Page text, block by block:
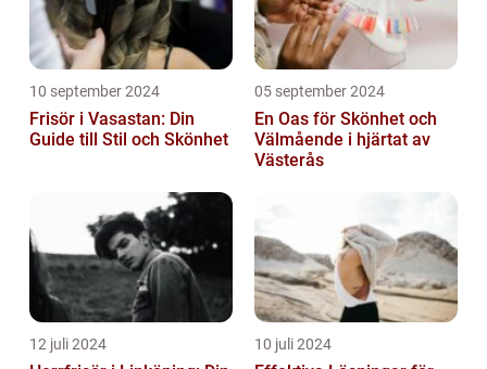
10 september 2024
Frisör i Vasastan: Din
Guide till Stil och Skönhet
05 september 2024
En Oas för Skönhet och
Välmående i hjärtat av
Västerås
12 juli 2024 10 juli 2024